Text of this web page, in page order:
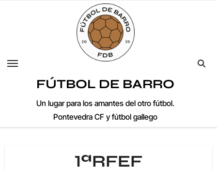
FÚTBOL DE BARRO
Un lugar para los amantes del otro fútbol.
Pontevedra CF y fútbol gallego
1ªRFEF